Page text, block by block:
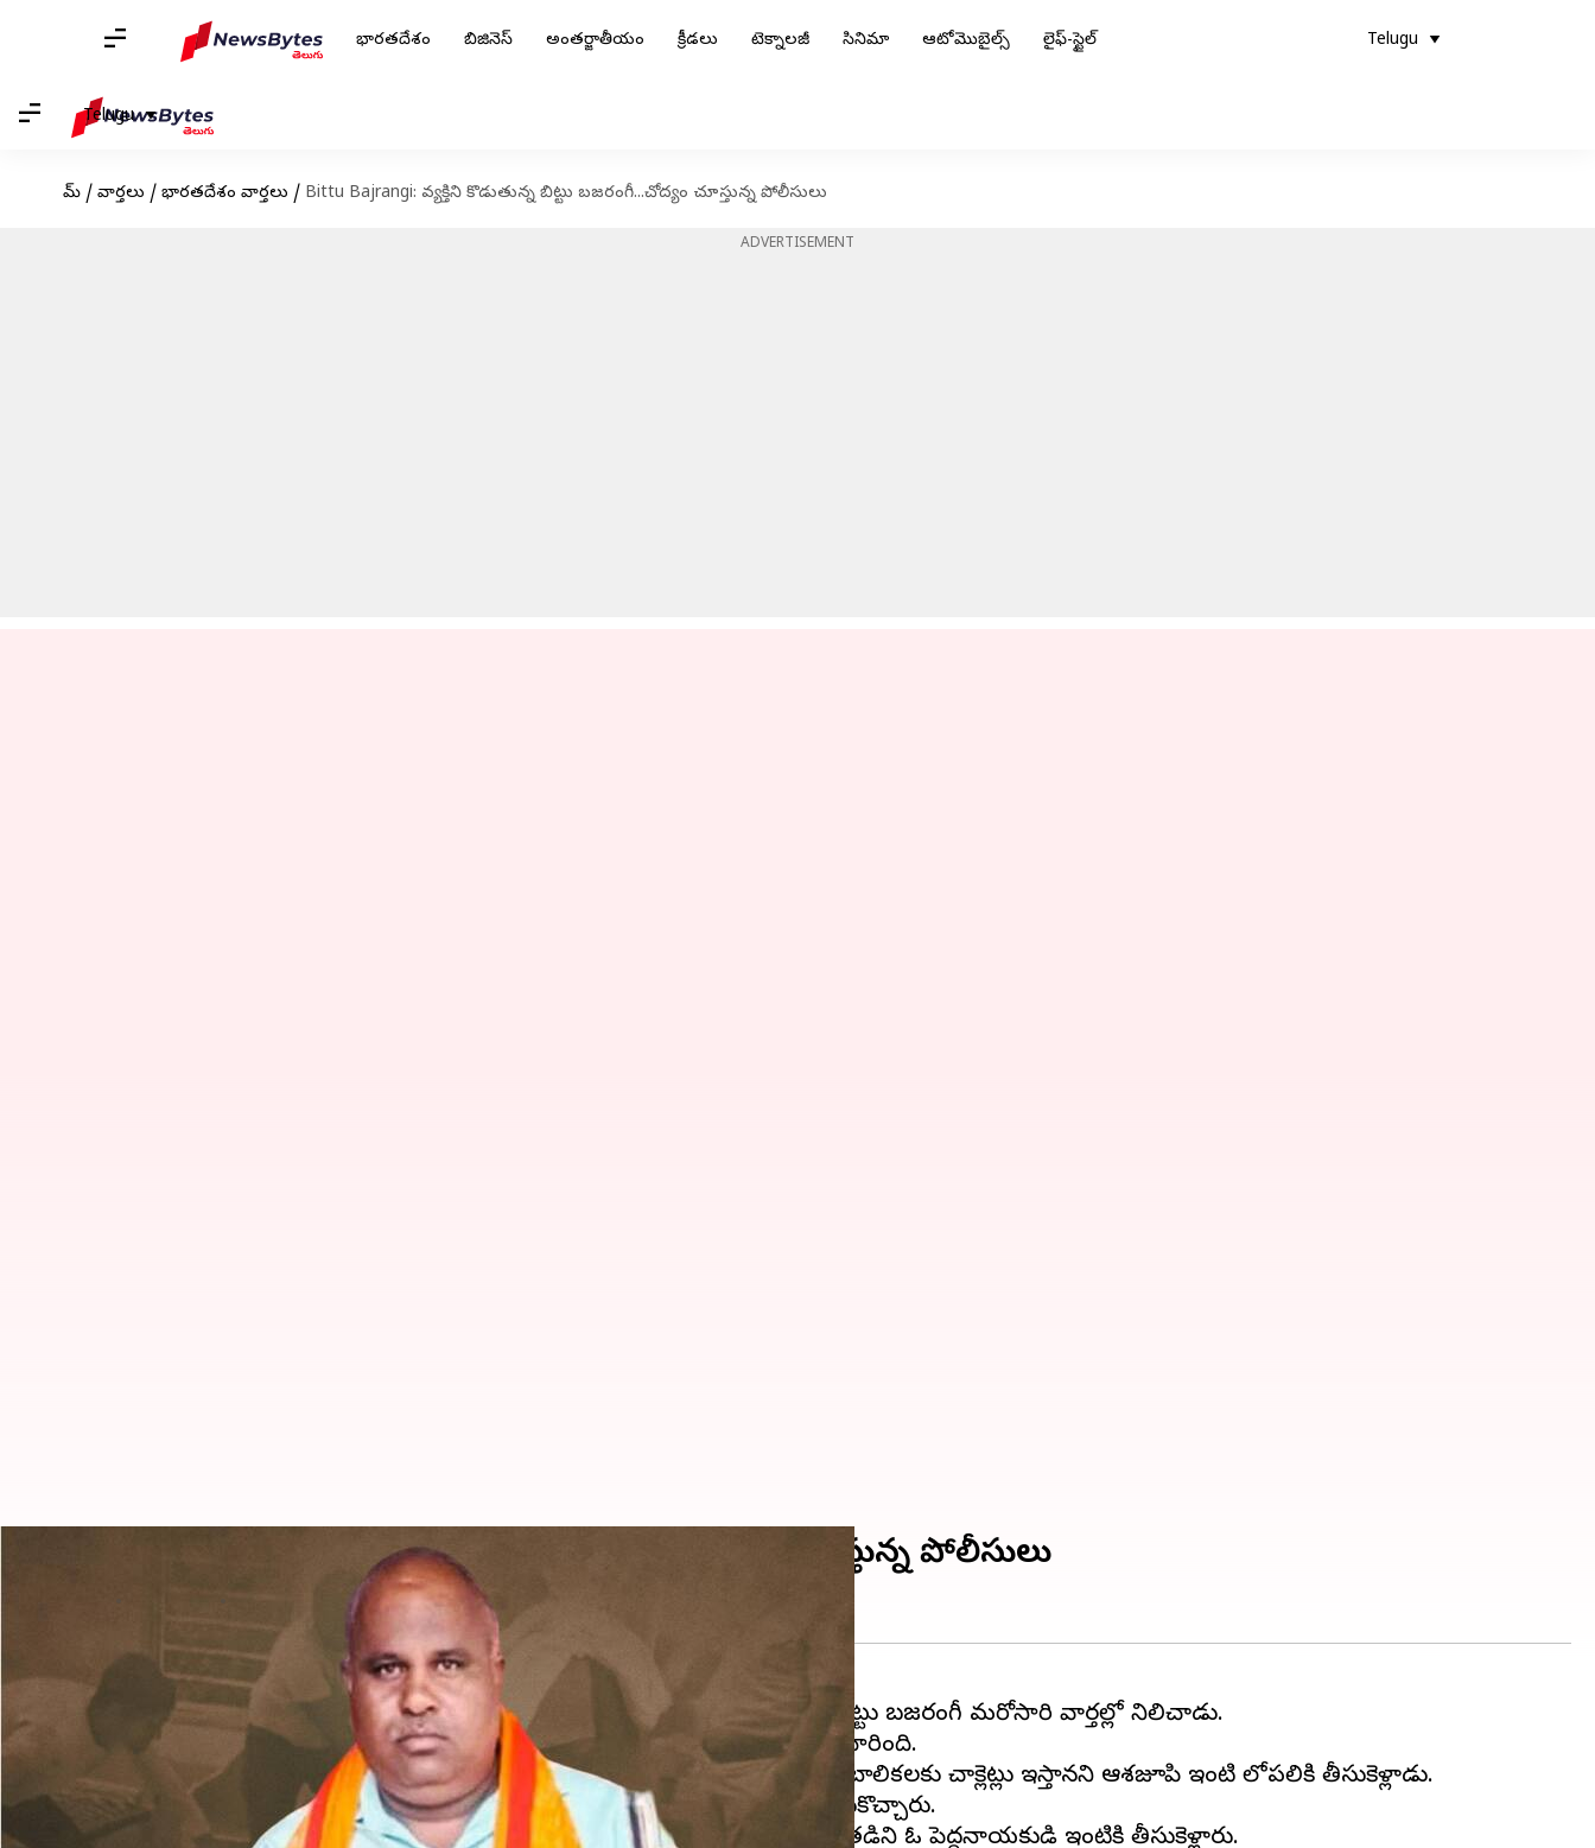
భారతదేశం బిజినెస్ అంతర్జాతీయం క్రీడలు టెక్నాలజీ సినిమా ఆటోమొబైల్స్ లైఫ్-స్టైల్ Telugu
Telugu
హోమ్ / వార్తలు / భారతదేశం వార్తలు / Bittu Bajrangi: వ్యక్తిని కొడుతున్న బిట్టు బజరంగీ...చోద్యం చూస్తున్న పోలీసులు
ADVERTISEMENT
Bittu Bajrangi: వ్యక్తిని కొడుతున్న బిట్టు బజరంగీ...చోద్యం చూస్తున్న పోలీసులు
ఈ వార్తాకథనం ఏంటి
గతేడాది హర్యానాలో నుహ్లో చెలరేగిన హింస కేసులో అరెస్టై బెయిల్ పై బయట తిరుగుతున్న బిట్టు బజరంగీ మరోసారి వార్తల్లో నిలిచాడు.
గ్రామస్తులతో కలిసి ఒక వ్యక్తిని కర్రతో చితక్కొడుతున్న బిట్టు బజరంగీ వీడియో ఒకటి వైరల్ మారింది.
ఈనెల 1 తేదీన ఫరీదాబాద్ లోని సరూర్పూర్ లో షాము అనే వ్యక్తి తన పొరుగున ఉన్న ఇద్దరు బాలికలకు చాక్లెట్లు ఇస్తానని ఆశజూపి ఇంటి లోపలికి తీసుకెళ్లాడు.
దీన్ని గమనించిన స్థానికులు వెంటనే షాము ఇంటిలోకి వెళ్లి అతడిని పట్టుకుని బయటకు తీసుకొచ్చారు.